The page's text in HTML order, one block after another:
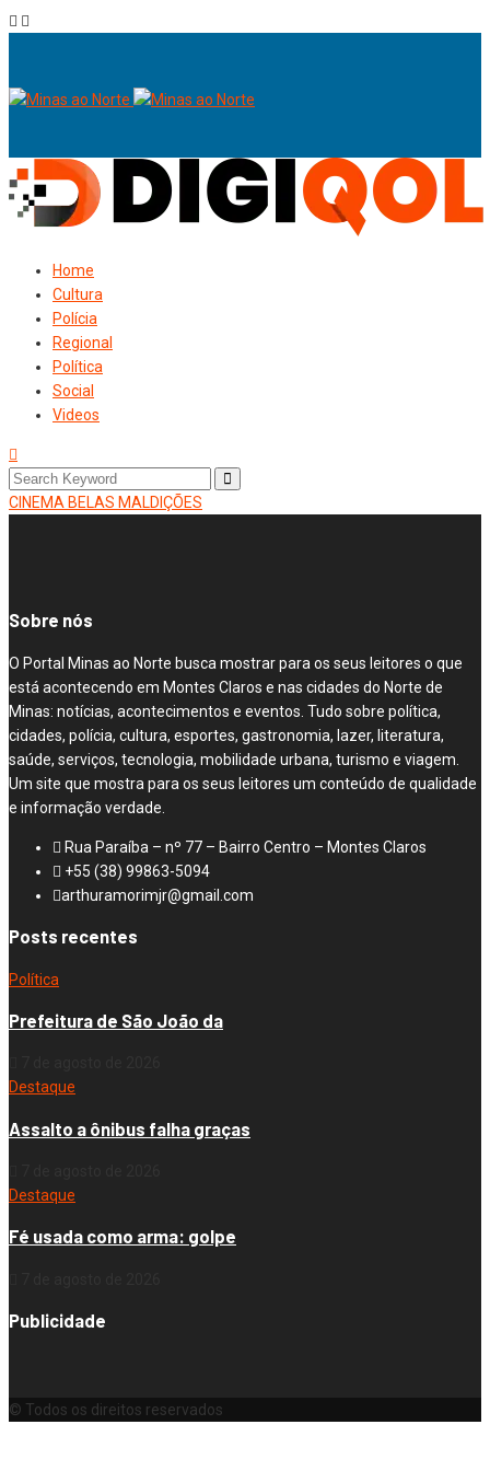
Home
Cultura
Polícia
Regional
Política
Social
Videos
CINEMA BELAS MALDIÇÕES
Sobre nós
O Portal Minas ao Norte busca mostrar para os seus leitores o que
está acontecendo em Montes Claros e nas cidades do Norte de
Minas: notícias, acontecimentos e eventos. Tudo sobre política,
cidades, polícia, cultura, esportes, gastronomia, lazer, literatura,
saúde, serviços, tecnologia, mobilidade urbana, turismo e viagem.
Um site que mostra para os seus leitores um conteúdo de qualidade
e informação verdade.
Rua Paraíba – nº 77 – Bairro Centro – Montes Claros
+55 (38) 99863-5094
arthuramorimjr@gmail.com
Posts recentes
Política
Prefeitura de São João da
Destaque
Assalto a ônibus falha graças
Destaque
Fé usada como arma: golpe
Publicidade
© Todos os direitos reservados